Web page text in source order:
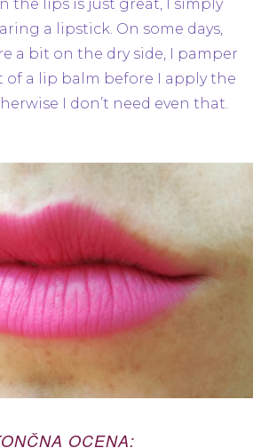
the lips is just great, I simply
a lipstick. On some days,
a bit on the dry side, I pamper
a lip balm before I apply the
I don’t need even that.
OCENA: